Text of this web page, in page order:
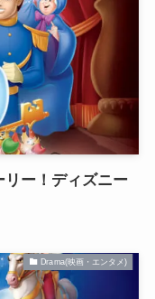
ー！ディズニー
Drama(映画・エンタメ)